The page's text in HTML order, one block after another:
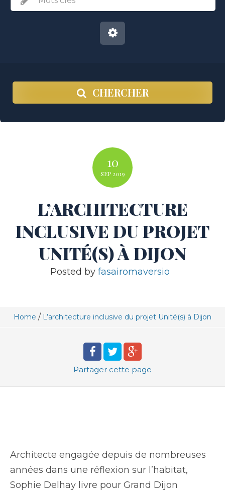
CHERCHER
10
SEP 2019
L’ARCHITECTURE
INCLUSIVE DU PROJET
UNITÉ(S) À DIJON
Posted by fasairomaversio
Home / L’architecture inclusive du projet Unité(s) à Dijon
Partager cette page
Architecte engagée depuis de nombreuses
années dans une réflexion sur l’habitat,
Sophie Delhay livre pour Grand Dijon